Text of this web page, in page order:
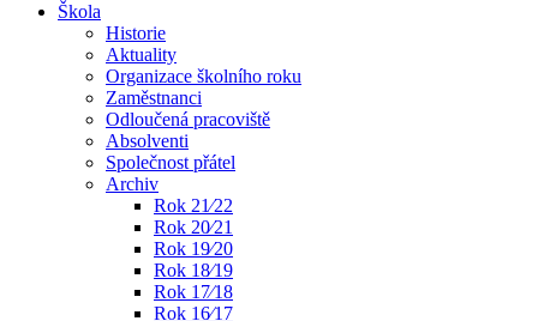
Škola
Historie
Aktuality
Organizace školního roku
Zaměstnanci
Odloučená pracoviště
Absolventi
Společnost přátel
Archiv
Rok 21⁄22
Rok 20⁄21
Rok 19⁄20
Rok 18⁄19
Rok 17⁄18
Rok 16⁄17